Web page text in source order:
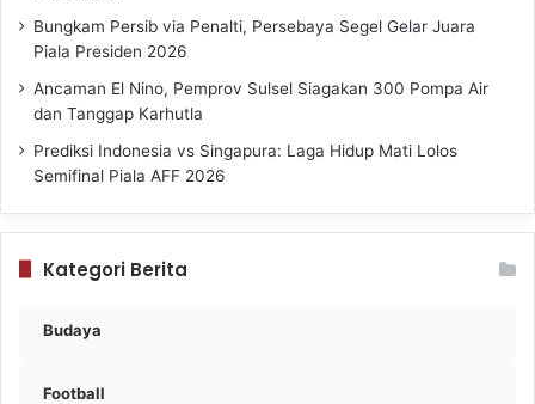
Bungkam Persib via Penalti, Persebaya Segel Gelar Juara
Piala Presiden 2026
Ancaman El Nino, Pemprov Sulsel Siagakan 300 Pompa Air
dan Tanggap Karhutla
Prediksi Indonesia vs Singapura: Laga Hidup Mati Lolos
Semifinal Piala AFF 2026
Kategori Berita
Budaya
Football